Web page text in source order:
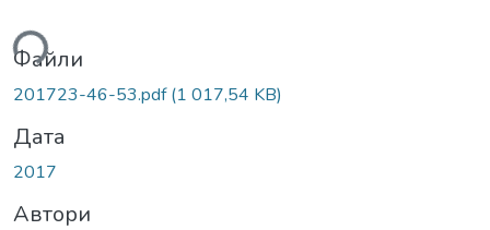
Файли
201723-46-53.pdf(1 017,54 KB)
Дата
2017
Автори